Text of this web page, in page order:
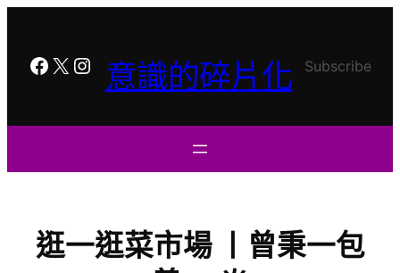
容
Facebook
X Instagram
意識的碎片化 Subscribe
逛一逛菜市場 丨曾秉一包